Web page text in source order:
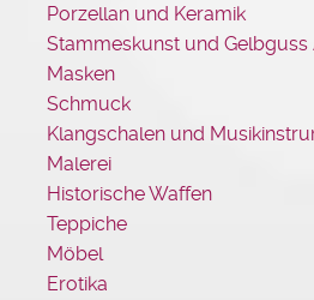
Porzellan und Keramik
Stammeskunst und Gelbguss
Masken
Schmuck
Klangschalen und
Malerei
Historische Waffen
Teppiche
Möbel
Erotika